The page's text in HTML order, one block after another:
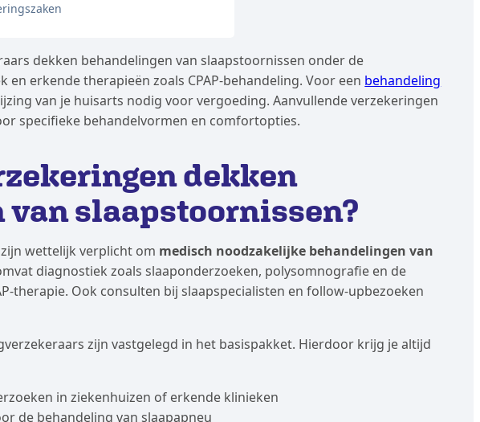
dekken behandelingen van slaapstoornissen onder de
erkende therapieën zoals CPAP-behandeling. Voor een behandeling
van je huisarts nodig voor vergoeding. Aanvullende verzekeringen
specifieke behandelvormen en comfortopties.
dekken
slaapstoornissen?
wettelijk verplicht om medisch noodzakelijke behandelingen van
diagnostiek zoals slaaponderzoeken, polysomnografie en de
therapie. Ook consulten bij slaapspecialisten en follow-upbezoeken
zijn vastgelegd in het basispakket. Hierdoor krijg je altijd
in ziekenhuizen of erkende klinieken
de behandeling van slaapapneu